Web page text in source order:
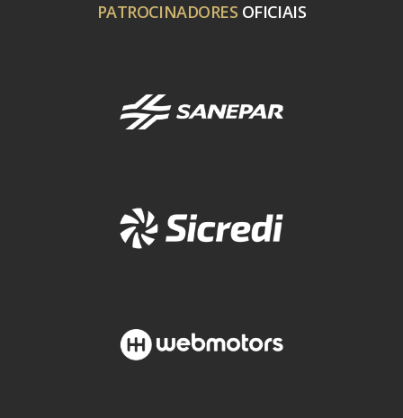
PATROCINADORES OFICIAIS